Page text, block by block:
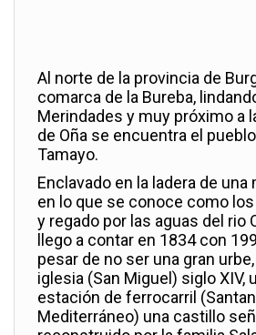
Al norte de la provincia de
comarca de la Bureba,
Merindades y muy próximo a
de Oña se encuentra el
Tamayo.
Enclavado en la ladera de
en lo que se conoce como
y regado por las aguas del rio
llego a contar en 1834 con
pesar de no ser una gran
iglesia (San Miguel) siglo XIV,
estación de ferrocarril
Mediterráneo) una castillo